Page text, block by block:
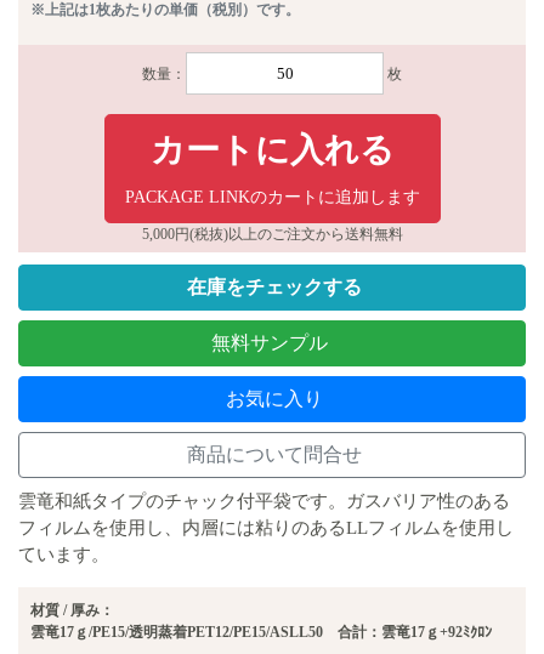
※上記は1枚あたりの単価（税別）です。
数量： 枚
カートに入れる
PACKAGE LINKのカートに追加します
5,000円(税抜)以上のご注文から送料無料
在庫をチェックする
無料サンプル
お気に入り
商品について問合せ
雲竜和紙タイプのチャック付平袋です。ガスバリア性のある
フィルムを使用し、内層には粘りのあるLLフィルムを使用し
ています。
材質 / 厚み：
雲竜17ｇ/PE15/透明蒸着PET12/PE15/ASLL50 合計：雲竜17ｇ+92ﾐｸﾛﾝ